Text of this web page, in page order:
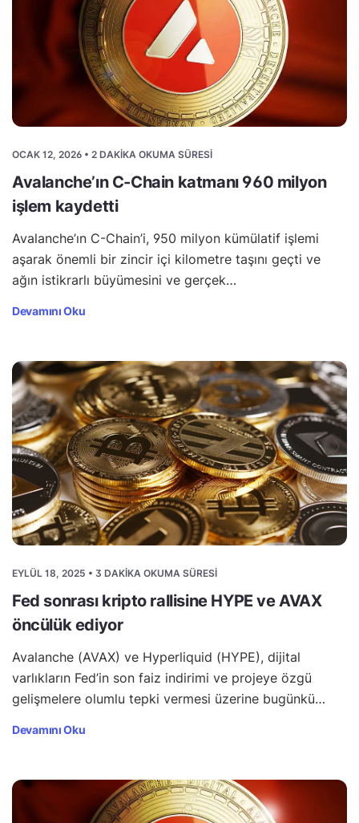
OCAK 12, 2026 • 2 DAKIKA OKUMA SÜRESI
Avalanche’ın C-Chain katmanı 960 milyon
işlem kaydetti
Avalanche’ın C-Chain’i, 950 milyon kümülatif işlemi
aşarak önemli bir zincir içi kilometre taşını geçti ve
ağın istikrarlı büyümesini ve gerçek…
Devamını Oku
EYLÜL 18, 2025 • 3 DAKIKA OKUMA SÜRESI
Fed sonrası kripto rallisine HYPE ve AVAX
öncülük ediyor
Avalanche (AVAX) ve Hyperliquid (HYPE), dijital
varlıkların Fed’in son faiz indirimi ve projeye özgü
gelişmelere olumlu tepki vermesi üzerine bugünkü…
Devamını Oku